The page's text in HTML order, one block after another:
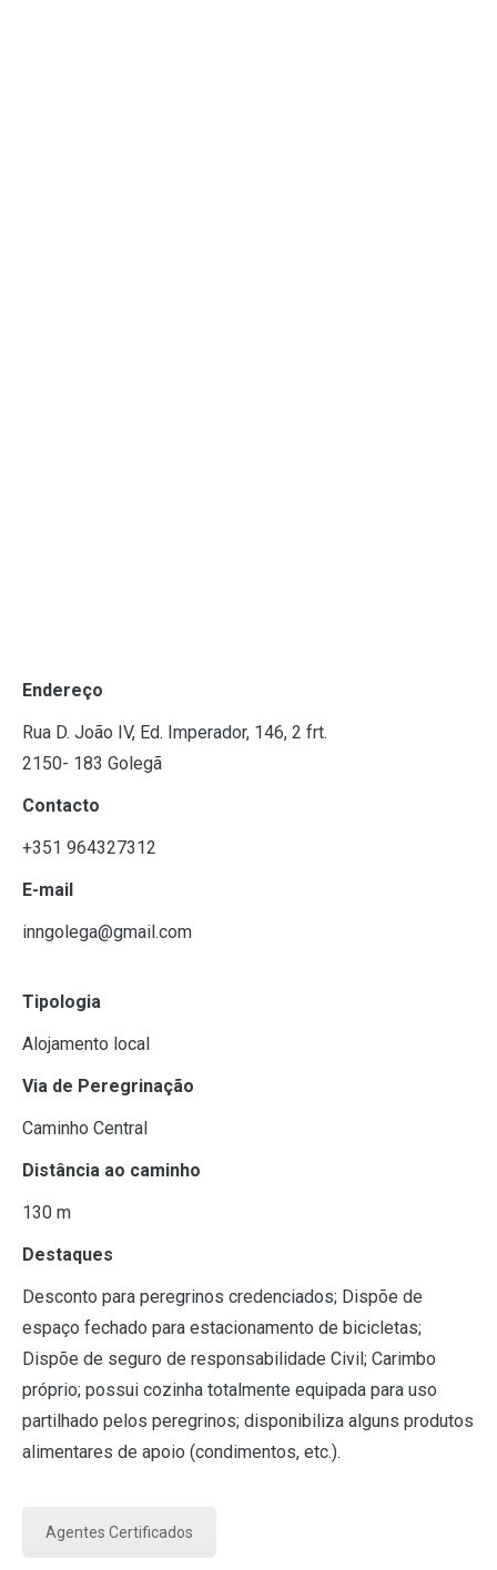
Endereço
Rua D. João IV, Ed. Imperador, 146, 2 frt.
2150- 183 Golegã
Contacto
+351 964327312
E-mail
inngolega@gmail.com
Tipologia
Alojamento local
Via de Peregrinação
Caminho Central
Distância ao caminho
130 m
Destaques
Desconto para peregrinos credenciados; Dispõe de
espaço fechado para estacionamento de bicicletas;
Dispõe de seguro de responsabilidade Civil; Carimbo
próprio; possui cozinha totalmente equipada para uso
partilhado pelos peregrinos; disponibiliza alguns produtos
alimentares de apoio (condimentos, etc.).
Agentes Certificados